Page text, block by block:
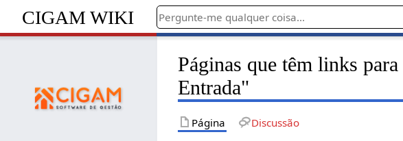
CIGAM WIKI
Páginas que têm links
Entrada"
Página Discussão